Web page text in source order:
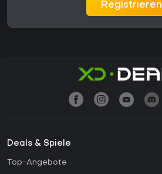
Registrieren
Deals & Spiele
Top-Angebote